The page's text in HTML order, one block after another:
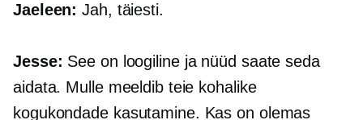
Jaeleen: Jah, täiesti.
Jesse: See on loogiline ja nüüd saate seda
aidata. Mulle meeldib teie kohalike
kogukondade kasutamine. Kas on olemas